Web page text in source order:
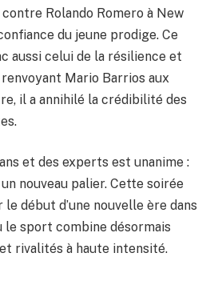
Rolando Romero à New
du jeune prodige. Ce
aussi celui de la résilience et
Mario Barrios aux
il a annihilé la crédibilité des
et des experts est unanime :
nouveau palier. Cette soirée
début d’une nouvelle ère dans
sport combine désormais
rivalités à haute intensité.